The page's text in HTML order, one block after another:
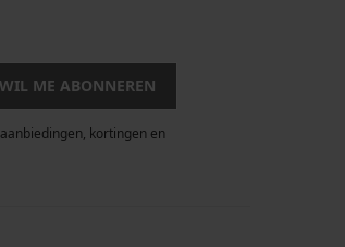
ME ABONNEREN
kortingen en